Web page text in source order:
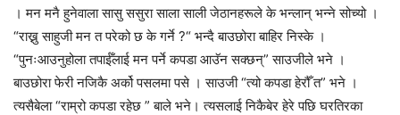
। मन मनै हुनेवाला सासु ससुरा साला साली जेठानहरूले के भन्लान् भन्ने सोच्यो ।
“राख्नु साहुजी मन त परेको छ के गर्ने ?“ भन्दै बाउछोरा बाहिर निस्के ।
“पुनःआउनुहोला तपाईँलाई मन पर्ने कपडा आउॅन सक्छन्” साउजीले भने ।
बाउछोरा फेरी नजिकै अर्को पसलमा पसे । साउजी “त्यो कपडा हेरौँ त” भने ।
त्यसैबेला “राम्रो कपडा रहेछ ” बाले भने। त्यसलाई निकैबेर हेरे पछि घरतिरका